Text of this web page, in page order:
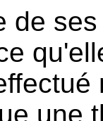
de
une